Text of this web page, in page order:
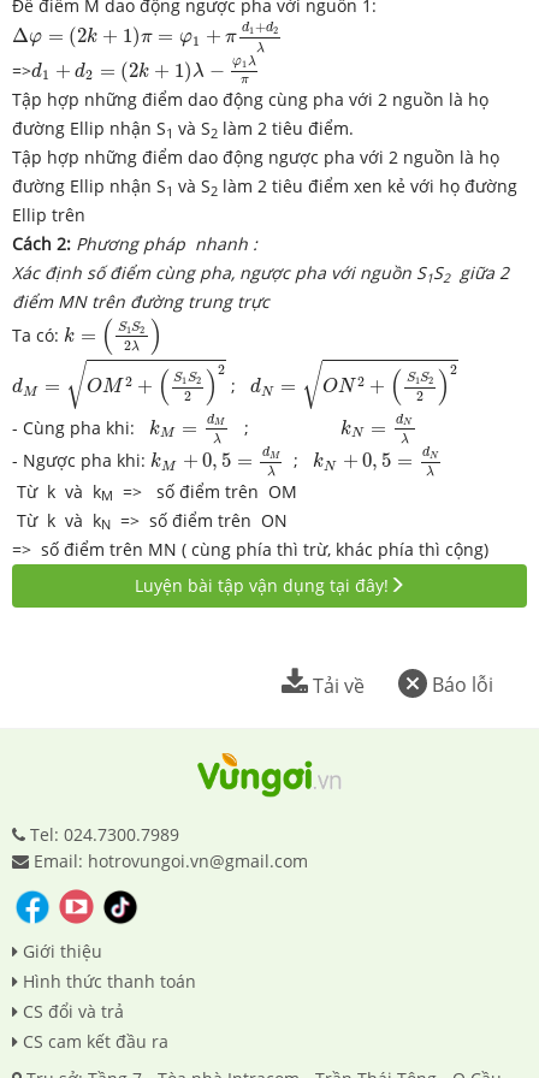
Để điểm M dao động ngược pha với nguồn 1:
Δφ = (2k + 1)π = φ1 + π
d1+d2
λ
Δ φ =(2k +1 )π= φ1+π d1+d 2λ
=>d1 + d2 = (2k + 1)λ − φ1 λ
π
d d + − φ π
Tập hợp những điểm dao động cùng pha với 2 nguồn là họ
đường Ellip nhận S1 và S2 làm 2 tiêu điểm.
Tập hợp những điểm dao động ngược pha với 2 nguồn là họ
đường Ellip nhận S1 và S2 làm 2 tiêu điểm xen kẻ với họ đường
Ellip trên
Cách 2: Phương pháp nhanh :
Xác định số điểm cùng pha, ngược pha với nguồn S1S2giữa 2
điểm MN trên đường trung trực
Ta có: k = ( S1S2
2λ )
k= S 1S22λ)
dM = √OM 2 + ( S1 S2
2 )2
M2+(S1S22)2
; dN = √ON 2 + ( S1S2
2 )2
N2+(S1S22)2
- Cùng pha khi: kM = dM
λ
M Mλ
; kN = dN
λ
Nλ
- Ngược pha khi: kM + 0, 5 = dM
λ
kM 5= M λ
;kN + 0, 5 = dN
λ
+0 dN λ
Từ k và kM
=> số điểm trên OM
Từ k và kN => số điểm trên ON
=> số điểm trên MN ( cùng phía thì trừ, khác phía thì cộng)
Luyện bài tập vận dụng tại đây!
Báo lỗi
Tải về
Tel: 024.7300.7989
Email: hotrovungoi.vn@gmail.com
Giới thiệu
Hình thức thanh toán
CS đổi và trả
CS cam kết đầu ra